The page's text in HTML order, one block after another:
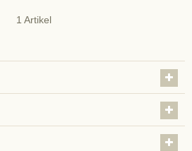
1 Artikel